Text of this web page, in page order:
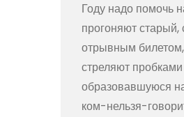
Году надо помочь
прогоняют
отрывным
стреляют
образовавшуюся
ком-нельзя-